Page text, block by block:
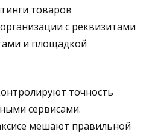
товаров
с реквизитами
и площадкой
точность
сервисами.
мешают правильной